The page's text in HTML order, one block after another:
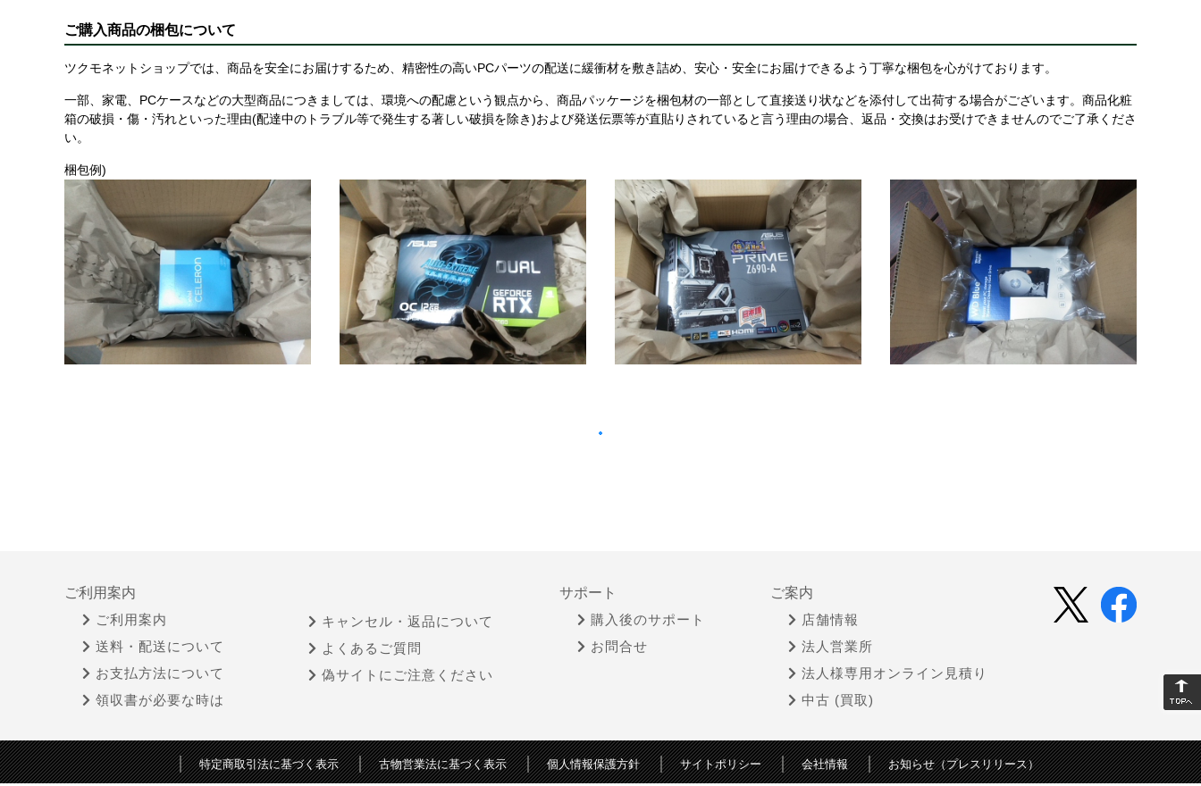
ご購入商品の梱包について
ツクモネットショップでは、商品を安全にお届けするため、精密性の高いPCパーツの配送に緩衝材を敷き詰め、安心・安全にお届けできるよう丁寧な梱包を心がけております。
一部、家電、PCケースなどの大型商品につきましては、環境への配慮という観点から、商品パッケージを梱包材の一部として直接送り状などを添付して出荷する場合がございます。商品化粧
箱の破損・傷・汚れといった理由(配達中のトラブル等で発生する著しい破損を除き)および発送伝票等が直貼りされていると言う理由の場合、返品・交換はお受けできませんのでご了承くださ
い。
梱包例)
ご利用案内
ご利用案内
送料・配送について
お支払方法について
領収書が必要な時は
キャンセル・返品について
よくあるご質問
偽サイトにご注意ください
サポート
購入後のサポート
お問合せ
ご案内
店舗情報
法人営業所
法人様専用オンライン見積り
中古 (買取)
特定商取引法に基づく表示 古物営業法に基づく表示 個人情報保護方針 サイトポリシー 会社情報 お知らせ（プレスリリース）